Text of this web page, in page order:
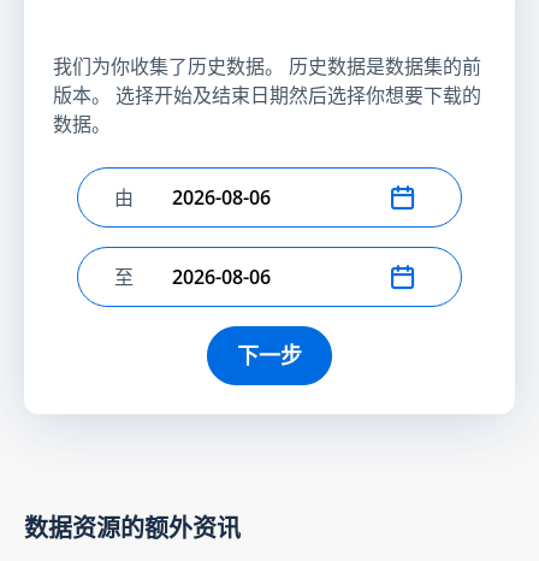
我们为你收集了历史数据。 历史数据是数据集的前
版本。 选择开始及结束日期然后选择你想要下载的
数据。
选择开始日期
由
选择结束日期
至
下一步
数据资源的额外资讯